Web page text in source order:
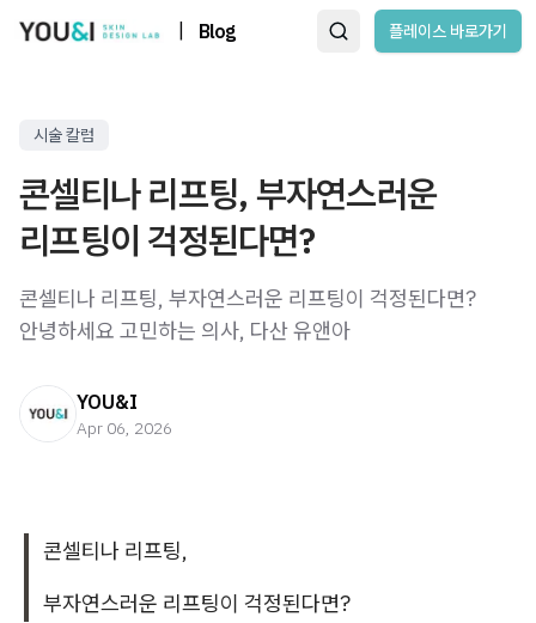
Blog 플레이스 바로가기
시술 칼럼
콘셀티나 리프팅, 부자연스러운
리프팅이 걱정된다면?
콘셀티나 리프팅, 부자연스러운 리프팅이 걱정된다면?
안녕하세요 고민하는 의사, 다산 유앤아
YOU&I
Apr 06, 2026
콘셀티나 리프팅,
부자연스러운 리프팅이 걱정된다면?